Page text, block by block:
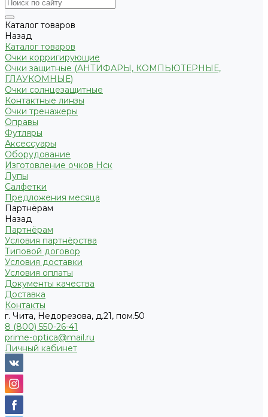
Каталог товаров
Назад
Каталог товаров
Очки корригирующие
Очки защитные (АНТИФАРЫ, КОМПЬЮТЕРНЫЕ,
ГЛАУКОМНЫЕ)
Очки солнцезащитные
Контактные линзы
Очки тренажеры
Оправы
Футляры
Аксессуары
Оборудование
Изготовление очков Нск
Лупы
Салфетки
Предложения месяца
Партнёрам
Назад
Партнёрам
Условия партнёрства
Типовой договор
Условия доставки
Условия оплаты
Документы качества
Доставка
Контакты
г. Чита, Недорезова, д.21, пом.50
8 (800) 550-26-41
prime-optica@mail.ru
Личный кабинет